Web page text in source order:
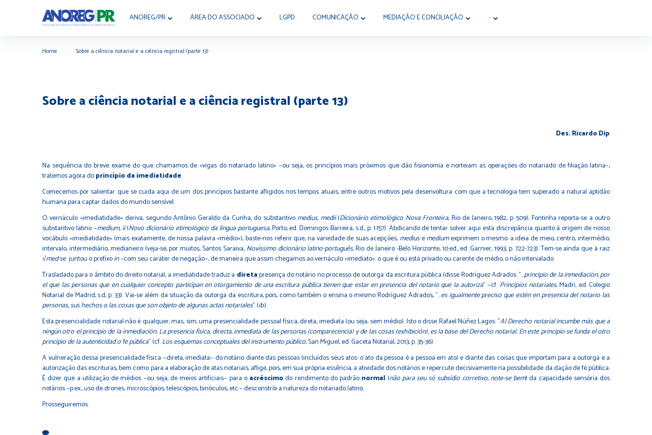
ANOREG/PR ÁREA DO ASSOCIADO LGPD COMUNICAÇÃO MEDIAÇÃO E CONCILIAÇÃO ···
Home Sobre a ciência notarial e a ciência registral (parte 13)
Sobre a ciência notarial e a ciência registral (parte 13)
Des. Ricardo Dip
Na sequência do breve exame do que chamamos de «vigas do notariado latino» −ou seja, os princípios mais próximos que dão fisionomia e norteiam as operações do notariado de filiação latina−,
tratemos agora doprincípio da imediatidade.
Comecemos por salientar que se cuida aqui de um dos princípios bastante afligidos nos tempos atuais, entre outros motivos pela desenvoltura com que a tecnologia tem superado a natural aptidão
humana para captar dados do mundo sensível.
O vernáculo «imediatidade» deriva, segundo Antônio Geraldo da Cunha, do substantivo medius, medii(Dicionário etimológico Nova Fronteira, Rio de Janeiro, 1982, p. 509); Fontinha reporta-se a outro
substantivo latino −medium, ii(Novo dicionário etimológico da língua portuguesa, Porto, ed. Domingos Barreira, s.d., p. 1.157). Abdicando de tentar solver aqui esta discrepância quanto à origem de nosso
vocábulo «imediatidade» (mais exatamente, de nossa palavra «médio»), baste-nos referir que, na variedade de suas acepções, mediusemediumexprimem o mesmo: a ideia de meio, centro, intermédio,
intervalo, intermediário, medianeiro (veja-se, por muitos, Santos Saraiva, Novíssimo dicionário latino-português, Rio de Janeiro -Belo Horizonte, 10.ed., ed. Garnier, 1993, p. 722-723). Tem-se ainda que à raiz
√medse juntou o prefixoin−com seu caráter de negação−, de maneira que assim chegamos ao vernáculo «imediato»: o que é ou está privado ou carente de médio, o não intervalado.
Trasladado para o âmbito do direito notarial, a imediatidade traduz a diretapresença do notário no processo de outorga da escritura pública (disse Rodríguez Adrados: "…principio de la inmediación, por
el que las personas que en cualquier concepto participan en otorgamiento de una escritura pública tienen que estar en presencia del notario que la autoriza" −cf. Principios notariales, Madri, ed. Colegio
Notarial de Madrid, s.d, p. 33). Vai-se além da situação da outorga da escritura, pois, como também o ensina o mesmo Rodríguez Adrados, "…es igualmente preciso que estén en presencia del notario las
personas, sus hechos o las cosas que son objeto de algunas actas notariales" (ib.).
Esta presencialidade notarial não é qualquer, mas, sim, uma presencialidade pessoal física, direta, imediata (ou seja, sem médio). Isto o disse Rafael Núñez Lagos: "Al Derecho notarial incumbe más que a
ningún otro el principio de la inmediación. La presencia física, directa, inmediata de las personas (comparecencia) y de las cosas (exhibición), es la base del Derecho notarial. En este principio se funda el otro
principio de la autenticidad o fe pública" (cf.Los esquemas conceptuales del instrumento público, San Miguel, ed. Gaceta Notarial, 2013, p. 35-36).
A vulneração dessa presencialidade física −direta, imediata− do notário diante das pessoas (incluídos seus atos: o ato da pessoa é a pessoa em ato) e diante das coisas que importam para a outorga e a
autorização das escrituras, bem como para a elaboração de atas notariais, aflige, pois, em sua própria essência, a atividade dos notários e repercute decisivamente na possibilidade da dação de fé pública.
É dizer que a utilização de médios −ou seja, de meios artificiais− para o acréscimodo rendimento do padrão normal (não para seu só subsídio corretivo, note-se bem) da capacidade sensória dos
notários −p.ex., uso de drones, microscópios, telescópios, binóculos, etc.− desconstrói a natureza do notariado latino.
Prosseguiremos.